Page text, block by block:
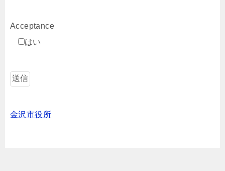
Acceptance
はい
金沢市役所